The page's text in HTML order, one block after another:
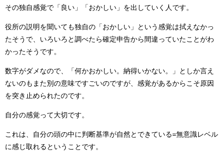
その独自感覚で「良い」「おかしい」を出していく人です。
役所の説明を聞いても独自の「おかしい」という感覚は拭えなかっ
たそうで、いろいろと調べたら確定申告から間違っていたことがわ
かったそうです。
数字がダメなので、「何かおかしい。納得いかない。」としか言え
ないのもまた別の意味ですごいのですが、感覚があるからこそ原因
を突き止められたのです。
自分の感覚って大切です。
これは、自分の頭の中に判断基準が自然とできている=無意識レベル
に感じ取れるということです。